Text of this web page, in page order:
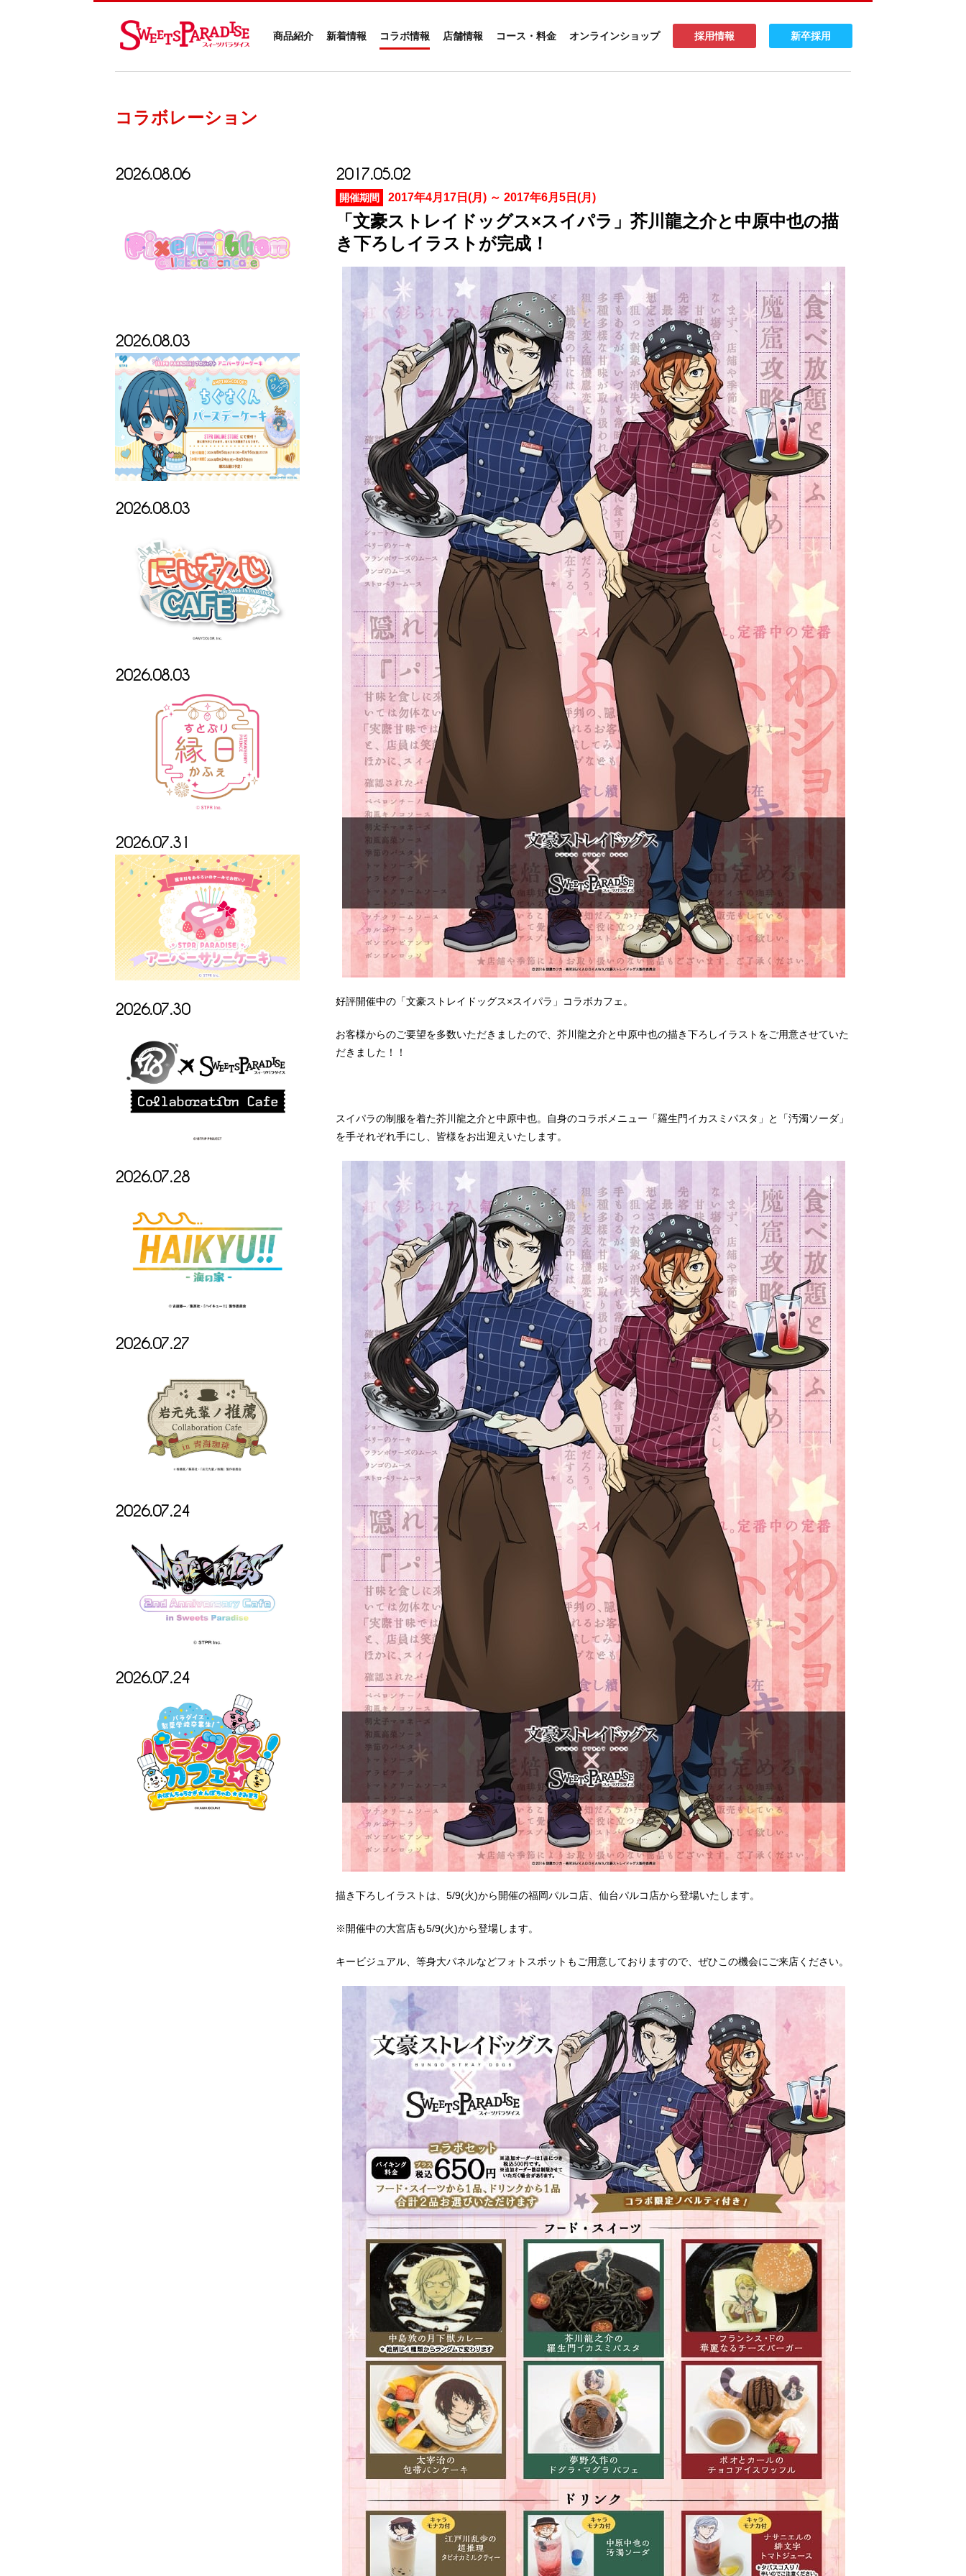
商品紹介 新着情報 コラボ情報 店舗情報 コース・料金 オンラインショップ 採用情報 新卒採用
コラボレーション
2026.08.06
2026.08.03
2026.08.03
2026.08.03
2026.07.31
2026.07.30
2026.07.28
2026.07.27
2026.07.24
2026.07.24
2017.05.02
開催期間 2017年4月17日(月) ～ 2017年6月5日(月)
「文豪ストレイドッグス×スイパラ」芥川龍之介と中原中也の描
き下ろしイラストが完成！
好評開催中の「文豪ストレイドッグス×スイパラ」コラボカフェ。
お客様からのご要望を多数いただきましたので、芥川龍之介と中原中也の描き下ろしイラストをご用意させていた
だきました！！
スイパラの制服を着た芥川龍之介と中原中也。自身のコラボメニュー「羅生門イカスミパスタ」と「汚濁ソーダ」
を手それぞれ手にし、皆様をお出迎えいたします。
描き下ろしイラストは、5/9(火)から開催の福岡パルコ店、仙台パルコ店から登場いたします。
※開催中の大宮店も5/9(火)から登場します。
キービジュアル、等身大パネルなどフォトスポットもご用意しておりますので、ぜひこの機会にご来店ください。